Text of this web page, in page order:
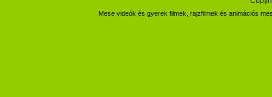
Mese videók és gyerek filmek, rajzfilmek és animációs